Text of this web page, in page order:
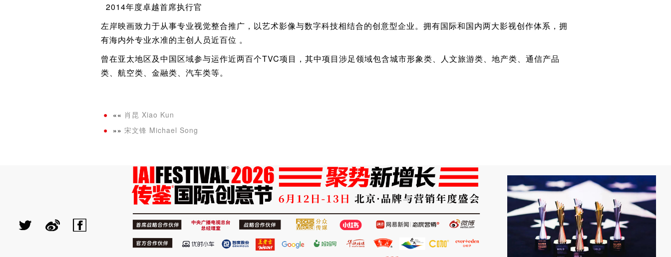
2014年度卓越首席执行官
左岸映画致力于从事专业视觉整合推广，以艺术影像与数字科技相结合的创意型企业。拥有国际和国内两大影视创作体系，拥
有海内外专业水准的主创人员近百位 。
曾在亚太地区及中国区域参与运作近两百个TVC项目，其中项目涉足领域包含城市形象类、人文旅游类、地产类、通信产品
类、航空类、金融类、汽车类等。
«« 肖昆 Xiao Kun
»» 宋文锋 Michael Song